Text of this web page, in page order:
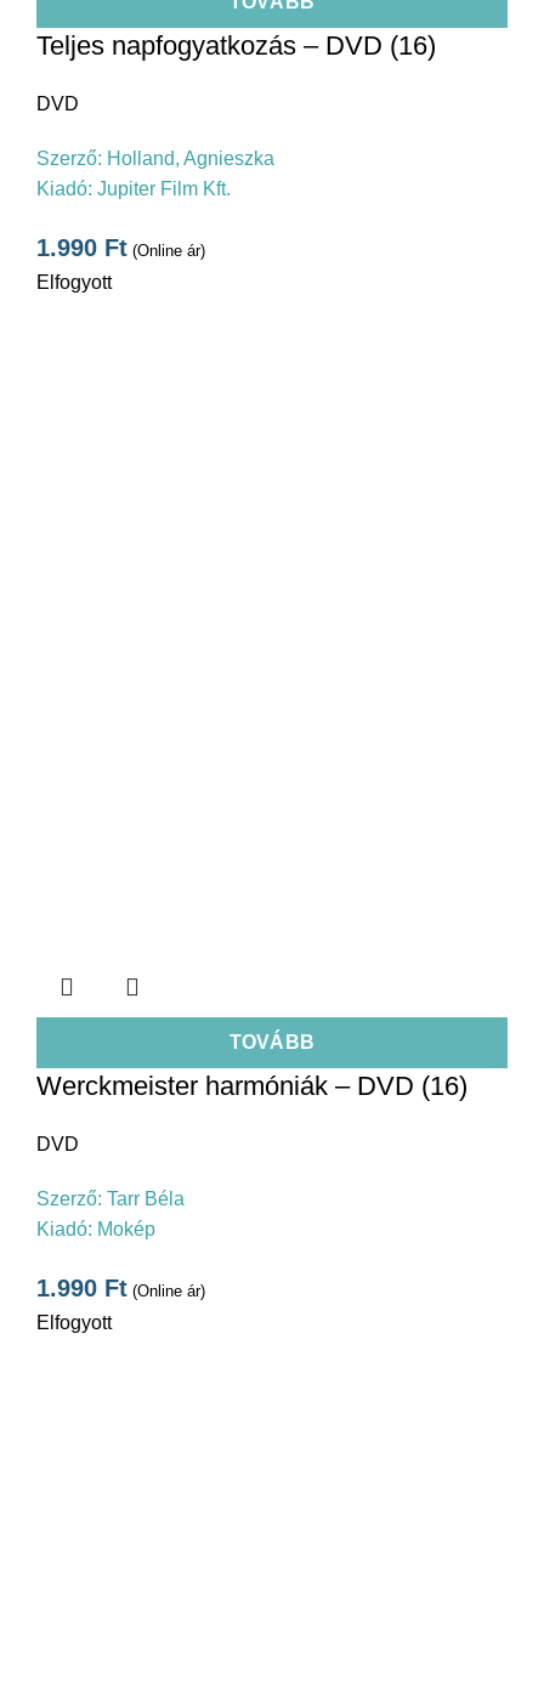
Teljes napfogyatkozás – DVD (16)
DVD
Szerző: Holland, Agnieszka
Kiadó: Jupiter Film Kft.
1.990 Ft (Online ár)
Elfogyott
TOVÁBB
Werckmeister harmóniák – DVD (16)
DVD
Szerző: Tarr Béla
Kiadó: Mokép
1.990 Ft (Online ár)
Elfogyott